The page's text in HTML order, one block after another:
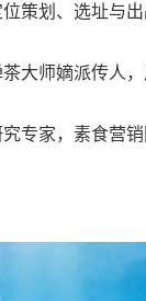
策划、选址与出
大师嫡派传人，
专家，素食营